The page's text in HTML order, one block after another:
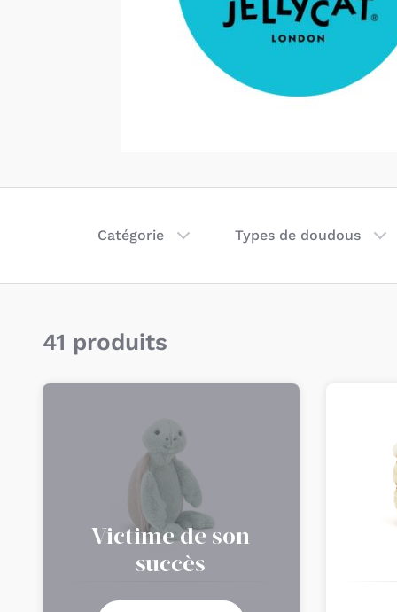
41 produits
Catégorie Types de doudous
JELLYCAT
Victime de son
succès